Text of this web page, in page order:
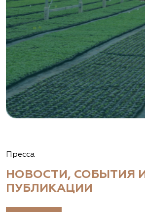
Пресса
НОВОСТИ, СОБЫТИЯ И
ПУБЛИКАЦИИ